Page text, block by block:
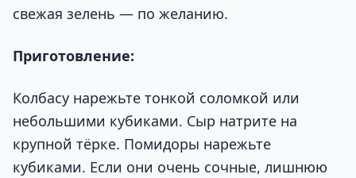
свежая зелень — по желанию.
Приготовление:
Колбасу нарежьте тонкой соломкой или
небольшими кубиками. Сыр натрите на
крупной тёрке. Помидоры нарежьте
кубиками. Если они очень сочные, лишнюю